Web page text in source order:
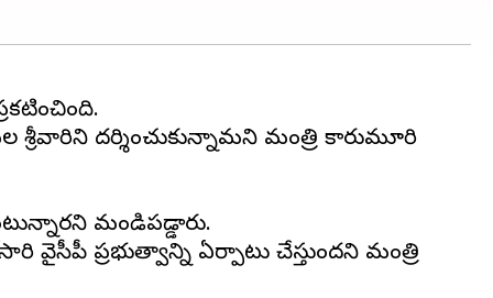
శ్రీవారిని దర్శించుకున్నామని మంత్రి కారుమూరి
మండిపడ్డారు.
వైసీపీ ప్రభుత్వాన్ని ఏర్పాటు చేస్తుందని మంత్రి